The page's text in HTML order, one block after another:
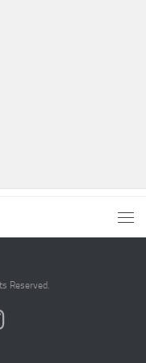
Reserved.